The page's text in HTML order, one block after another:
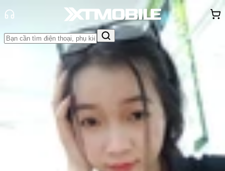
Trang chủ
Đánh Giá - Trên Tay So SánhTư vấn
Khuyến
Thủ thuậtHỏi đápApp - GameThông báo
Khách
hàng - Sự kiện
Cách bảo vệ mặt lưng điện thoại
iPhone tránh trầy xước khi sử dụng